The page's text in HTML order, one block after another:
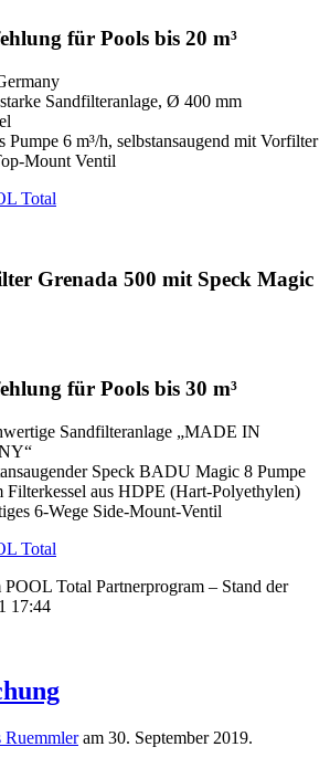
für Pools bis 20 m³
Sandfilteranlage, Ø 400 mm
Pumpe 6 m³/h, selbstansaugend mit Vorfilter
Mount Ventil
Total
Grenada 500 mit Speck Magic
für Pools bis 30 m³
Sandfilteranlage „MADE IN
Speck BADU Magic 8 Pumpe
aus HDPE (Hart-Polyethylen)
6-Wege Side-Mount-Ventil
Total
Total Partnerprogram – Stand der
17:44
Ruemmleram 30. September 2019.